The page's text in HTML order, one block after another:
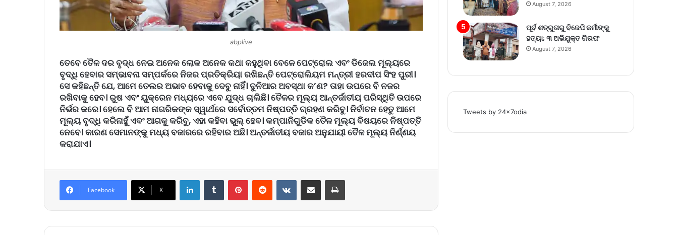
abplive
ତେବେ ତୈଳ ଦର ବୃଦ୍ଧ ନେଇ ଅନେକ ଲୋକ ଅନେକ କଥା କହୁଥିବା ବେଳେ ପେଟ୍ରୋଲ ଏବଂ ଡିଜେଲ ମୂଲ୍ୟରେ
ବୃଦ୍ଧି ହେବାର ସମ୍ଭାବନା ସମ୍ପର୍କରେ ନିଜର ପ୍ରତିକ୍ରିୟା ରଖିଛନ୍ତି ପେଟ୍ରୋଲିୟମ ମନ୍ତ୍ରୀ ହରଦୀପ ସିଂହ ପୁରୀ।
ସେ କହିଛନ୍ତି ଯେ, ଆମେ ତେଲର ଅଭାବ ହେବାକୁ ଦେବୁ ନାହିଁ। ଦୁନିଆର ଅବସ୍ଥା କ’ଣ? ‌ତାହା ଉପରେ ବି ନଜର
ରଖିବାକୁ ହେବ। ରୁଷ ଏବଂ ୟୁକ୍ରେନ ମଧ୍ୟରେ ଏବେ ଯୁଦ୍ଧ ଚାଲିଛି। ତୈଳର ମୂଲ୍ୟ ଆନ୍ତର୍ଜାତୀୟ ପରିସ୍ଥିତି ଉପରେ
ନିର୍ଭର କରେ। ହେଲେ ବି ଆମ ନାଗରିକଙ୍କ ସ୍ୱାର୍ଥରେ ସର୍ବୋତ୍ତମ ନିଷ୍ପତ୍ତି ଗ୍ରହଣ କରିବୁ। ନିର୍ବାଚନ ହେତୁ ଆମେ
ମୂଲ୍ୟ ବୃଦ୍ଧି କରିନାହୁଁ ଏବଂ ଆଗକୁ କରିବୁ, ଏହା କହିବା ଭୁଲ୍ ହେବ। କମ୍ପାନିଗୁଡିକ ତୈଳ ମୂଲ୍ୟ ବିଷୟରେ ନିଷ୍ପତ୍ତି
ନେବେ। କାରଣ ସେମାନଙ୍କୁ ମଧ୍ୟ ବଜାରରେ ରହିବାର ଅଛି। ଅନ୍ତର୍ଜାତୀୟ ବଜାର ଅନୁଯାୟୀ ତୈଳ ମୂଲ୍ୟ ନିର୍ଣ୍ଣୟ
କରାଯାଏ।
Facebook X
August 7, 2026
ପୂର୍ବ ଶତ୍ରୁତାରୁ ବିଜେପି କର୍ମୀଙ୍କୁ
ହତ୍ୟା; ୩ ଅଭିଯୁକ୍ତ ଗିରଫ
August 7, 2026
Tweets by 24x7odia